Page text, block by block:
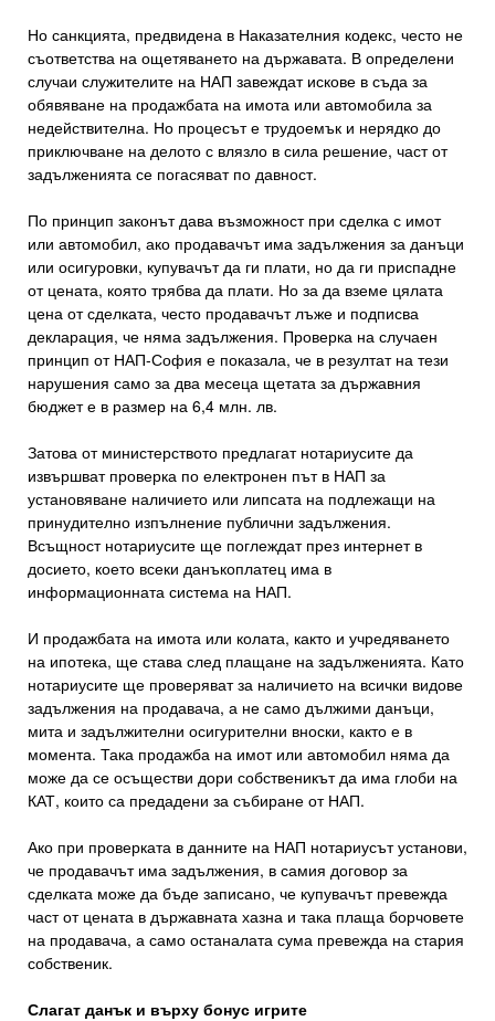
Но санкцията, предвидена в Наказателния кодекс, често не
съответства на ощетяването на държавата. В определени
случаи служителите на НАП завеждат искове в съда за
обявяване на продажбата на имота или автомобила за
недействителна. Но процесът е трудоемък и нерядко до
приключване на делото с влязло в сила решение, част от
задълженията се погасяват по давност.
По принцип законът дава възможност при сделка с имот
или автомобил, ако продавачът има задължения за данъци
или осигуровки, купувачът да ги плати, но да ги приспадне
от цената, която трябва да плати. Но за да вземе цялата
цена от сделката, често продавачът лъже и подписва
декларация, че няма задължения. Проверка на случаен
принцип от НАП-София е показала, че в резултат на тези
нарушения само за два месеца щетата за държавния
бюджет е в размер на 6,4 млн. лв.
Затова от министерството предлагат нотариусите да
извършват проверка по електронен път в НАП за
установяване наличието или липсата на подлежащи на
принудително изпълнение публични задължения.
Всъщност нотариусите ще поглеждат през интернет в
досието, което всеки данъкоплатец има в
информационната система на НАП.
И продажбата на имота или колата, както и учредяването
на ипотека, ще става след плащане на задълженията. Като
нотариусите ще проверяват за наличието на всички видове
задължения на продавача, а не само дължими данъци,
мита и задължителни осигурителни вноски, както е в
момента. Така продажба на имот или автомобил няма да
може да се осъществи дори собственикът да има глоби на
КАТ, които са предадени за събиране от НАП.
Ако при проверката в данните на НАП нотариусът установи,
че продавачът има задължения, в самия договор за
сделката може да бъде записано, че купувачът превежда
част от цената в държавната хазна и така плаща борчовете
на продавача, а само останалата сума превежда на стария
собственик.
Слагат данък и върху бонус игрите